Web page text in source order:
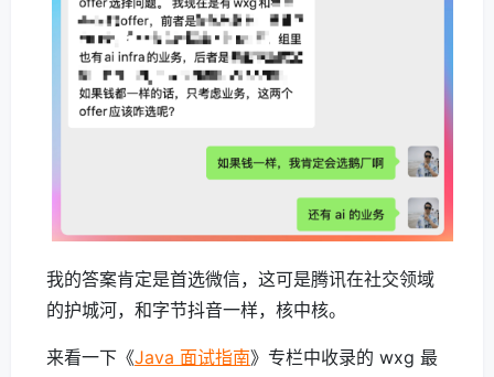
我的答案肯定是首选微信，这可是腾讯在社交领域
的护城河，和字节抖音一样，核中核。
来看一下《Java 面试指南》专栏中收录的 wxg 最